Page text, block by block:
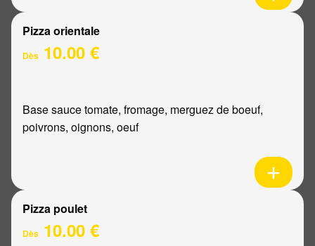
Pizza orientale
Dès 10.00 €
Base sauce tomate, fromage, merguez de boeuf,
poivrons, oignons, oeuf
Pizza poulet
Dès 10.00 €